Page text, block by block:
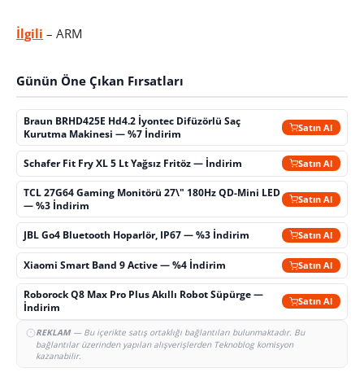
İlgili – ARM
Günün Öne Çıkan Fırsatları
Braun BRHD425E Hd4.2 İyontec Difüzörlü Saç
Kurutma Makinesi — %7 İndirim
Satın Al
Schafer Fit Fry XL 5 Lt Yağsız Fritöz — İndirim Satın Al
TCL 27G64 Gaming Monitörü 27\" 180Hz QD-Mini LED
— %3 İndirim
Satın Al
JBL Go4 Bluetooth Hoparlör, IP67 — %3 İndirim Satın Al
Xiaomi Smart Band 9 Active — %4 İndirim Satın Al
Roborock Q8 Max Pro Plus Akıllı Robot Süpürge —
İndirim
Satın Al
REKLAM— Bu içerikte satış ortaklığı bağlantıları bulunmaktadır. Bu
bağlantılar üzerinden yapılan alışverişlerden Teknoblog komisyon
kazanabilir.